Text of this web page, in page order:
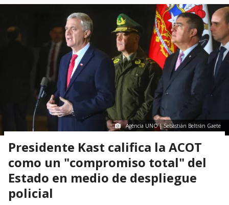
Agencia UNO | Sebastián Beltrán Gaete
Presidente Kast califica la ACOT
como un "compromiso total" del
Estado en medio de despliegue
policial